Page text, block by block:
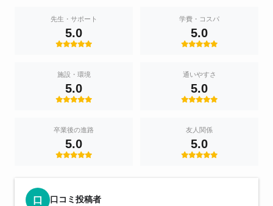
先生・サポート
5.0
学費・コスパ
5.0
施設・環境
5.0
通いやすさ
5.0
卒業後の進路
5.0
友人関係
5.0
口 口コミ投稿者